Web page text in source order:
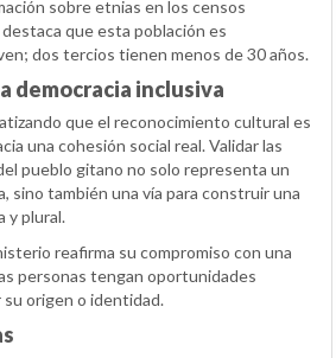
sobre etnias en los censos
que esta población es
dos tercios tienen menos de 30 años.
democracia inclusiva
que el reconocimiento cultural es
una cohesión social real. Validar las
pueblo gitano no solo representa un
sino también una vía para construir una
y plural.
reafirma su compromiso con una
personas tengan oportunidades
origen o identidad.